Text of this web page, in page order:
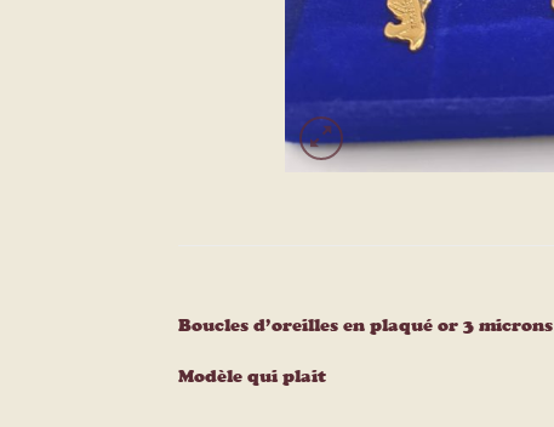
Boucles d’oreilles en plaqué or 3 microns
Modèle qui plait